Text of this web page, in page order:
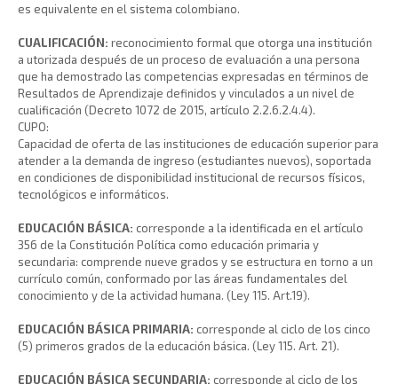
es equivalente en el sistema colombiano.
CUALIFICACIÓN: reconocimiento formal que otorga una institución
a utorizada después de un proceso de evaluación a una persona
que ha demostrado las competencias expresadas en términos de
Resultados de Aprendizaje definidos y vinculados a un nivel de
cualificación (Decreto 1072 de 2015, artículo 2.2.6.2.4.4).
CUPO:
Capacidad de oferta de las instituciones de educación superior para
atender a la demanda de ingreso (estudiantes nuevos), soportada
en condiciones de disponibilidad institucional de recursos físicos,
tecnológicos e informáticos.
EDUCACIÓN BÁSICA: corresponde a la identificada en el artículo
356 de la Constitución Política como educación primaria y
secundaria: comprende nueve grados y se estructura en torno a un
currículo común, conformado por las áreas fundamentales del
conocimiento y de la actividad humana. (Ley 115. Art.19).
EDUCACIÓN BÁSICA PRIMARIA: corresponde al ciclo de los cinco
(5) primeros grados de la educación básica. (Ley 115. Art. 21).
EDUCACIÓN BÁSICA SECUNDARIA: corresponde al ciclo de los